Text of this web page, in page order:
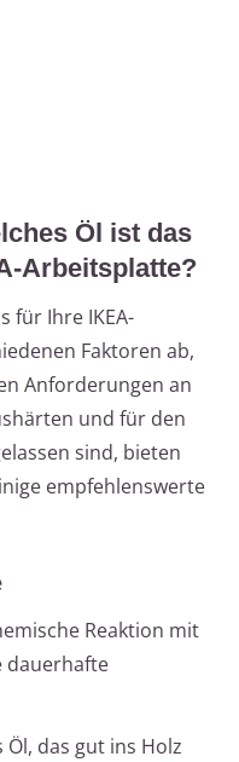
Öl ist das
Arbeitsplatte?
für Ihre IKEA-
Faktoren ab,
Anforderungen an
und für den
sind, bieten
empfehlenswerte
Reaktion mit
dauerhafte
das gut ins Holz